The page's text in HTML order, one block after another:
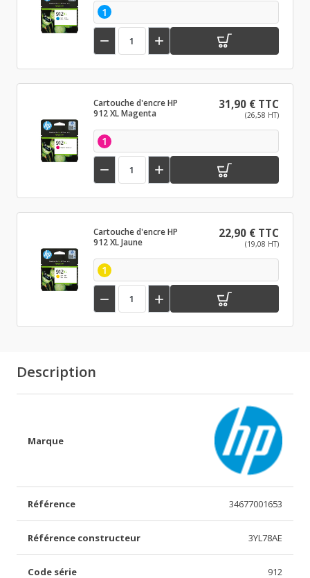
1
 
Cartouche d'encre HP
912 XL Magenta
31,90 € TTC
(26,58 HT)
1
 
Cartouche d'encre HP
912 XL Jaune
22,90 € TTC
(19,08 HT)
1
 
Description
Marque
Référence 34677001653
Référence constructeur 3YL78AE
Code série 912